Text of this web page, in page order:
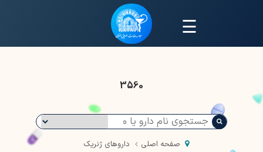
☰
3560
صفحه اصلی داروهای ژنریک